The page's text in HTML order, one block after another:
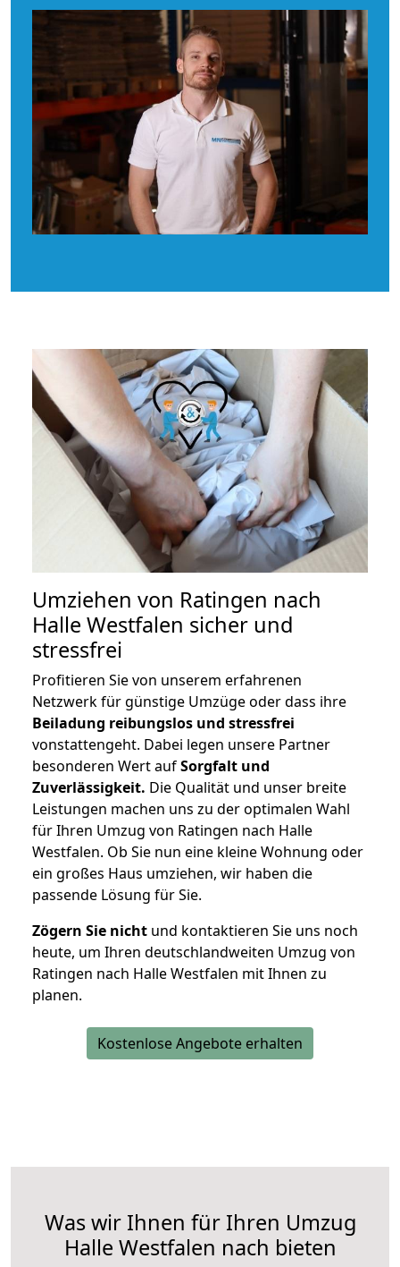
Umziehen von Ratingen nach
Halle Westfalen sicher und
stressfrei
Profitieren Sie von unserem erfahrenen
Netzwerk für günstige Umzüge oder dass ihre
Beiladung reibungslos und stressfrei
vonstattengeht. Dabei legen unsere Partner
besonderen Wert aufSorgfalt und
Zuverlässigkeit. Die Qualität und unser breite
Leistungen machen uns zu der optimalen Wahl
für Ihren Umzug von Ratingen nach Halle
Westfalen. Ob Sie nun eine kleine Wohnung oder
ein großes Haus umziehen, wir haben die
passende Lösung für Sie.
Zögern Sie nicht und kontaktieren Sie uns noch
heute, um Ihren deutschlandweiten Umzug von
Ratingen nach Halle Westfalen mit Ihnen zu
planen.
Kostenlose Angebote erhalten
Was wir Ihnen für Ihren Umzug
Halle Westfalen nach bieten